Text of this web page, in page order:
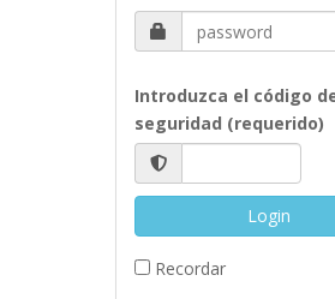
Introduzca el código
seguridad (requerido)
Login
Recordar